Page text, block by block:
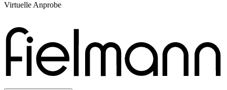
Virtuelle Anprobe